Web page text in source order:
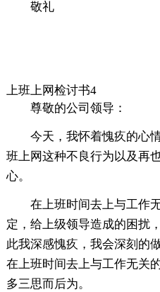
敬礼
上班上网检讨书4
尊敬的公司领导：
今天，我怀着愧疚的心
班上网这种不良行为以及再
心。
在上班时间去上与工作
定，给上级领导造成的困扰
此我深感愧疚，我会深刻的
在上班时间去上与工作无关
多三思而后为。